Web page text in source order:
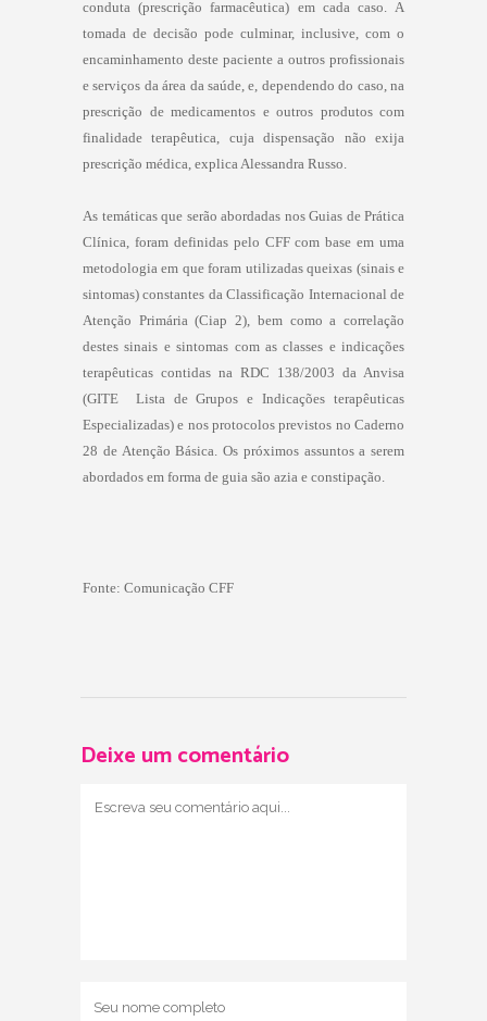
conduta (prescrição farmacêutica) em cada caso. A
tomada de decisão pode culminar, inclusive, com o
encaminhamento deste paciente a outros profissionais
e serviços da área da saúde, e, dependendo do caso, na
prescrição de medicamentos e outros produtos com
finalidade terapêutica, cuja dispensação não exija
prescrição médica, explica Alessandra Russo.
As temáticas que serão abordadas nos Guias de Prática
Clínica, foram definidas pelo CFF com base em uma
metodologia em que foram utilizadas queixas (sinais e
sintomas) constantes da Classificação Internacional de
Atenção Primária (Ciap 2), bem como a correlação
destes sinais e sintomas com as classes e indicações
terapêuticas contidas na RDC 138/2003 da Anvisa
(GITE  Lista de Grupos e Indicações terapêuticas
Especializadas) e nos protocolos previstos no Caderno
28 de Atenção Básica. Os próximos assuntos a serem
abordados em forma de guia são azia e constipação.
Fonte: Comunicação CFF
Deixe um comentário